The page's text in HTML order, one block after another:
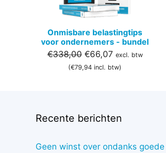
Onmisbare belastingtips
voor ondernemers - bundel
€338,00 Oorspronkelijke
prijs
€66,07Huidige
prijs
excl. btw
(€79,94 incl. btw)
Recente berichten
Geen winst over ondanks goede